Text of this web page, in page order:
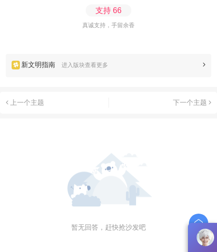
支持 66
真诚支持，手留余香
新文明指南 进入版块查看更多
上一个主题 下一个主题
暂无回答，赶快抢沙发吧